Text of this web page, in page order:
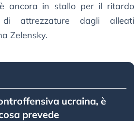
ancora in stallo per il ritardo
attrezzature dagli alleati
Zelensky.
ucraina, è
prevede